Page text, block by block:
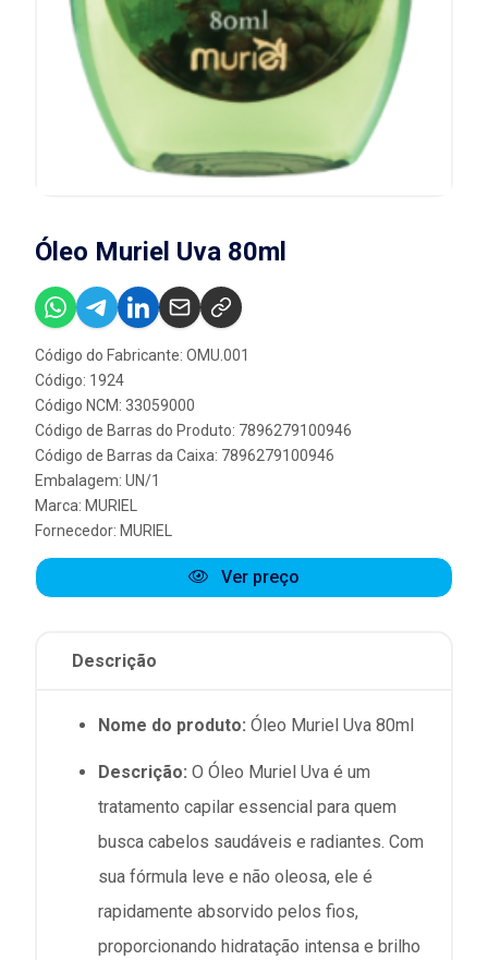
Óleo Muriel Uva 80ml
Código do Fabricante: OMU.001
Código: 1924
Código NCM: 33059000
Código de Barras do Produto: 7896279100946
Código de Barras da Caixa: 7896279100946
Embalagem: UN/1
Marca: MURIEL
Fornecedor: MURIEL
Ver preço
Descrição
Nome do produto: Óleo Muriel Uva 80ml
Descrição: O Óleo Muriel Uva é um
tratamento capilar essencial para quem
busca cabelos saudáveis e radiantes. Com
sua fórmula leve e não oleosa, ele é
rapidamente absorvido pelos fios,
proporcionando hidratação intensa e brilho